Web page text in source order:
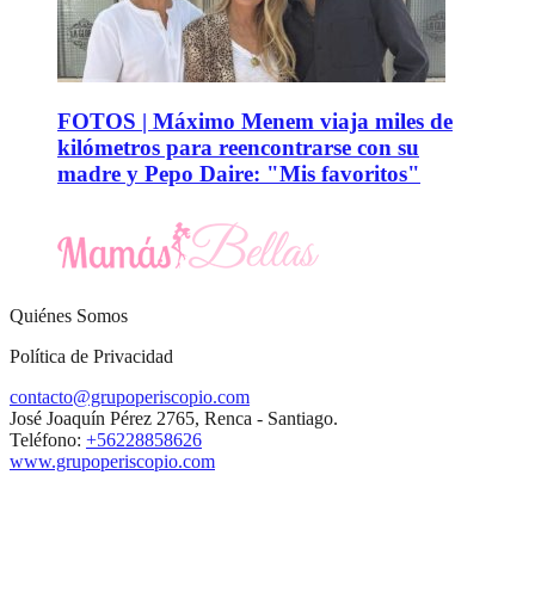
FOTOS | Máximo Menem viaja miles de
kilómetros para reencontrarse con su
madre y Pepo Daire: "Mis favoritos"
Quiénes Somos
Política de Privacidad
contacto@grupoperiscopio.com
José Joaquín Pérez 2765, Renca - Santiago.
Teléfono: +56228858626
www.grupoperiscopio.com